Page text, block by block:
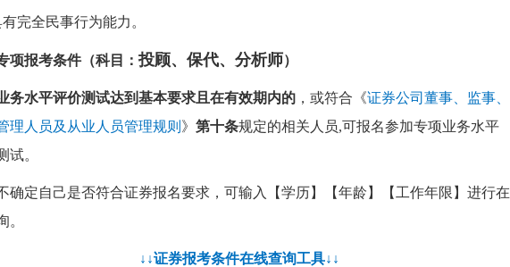
完全民事行为能力。
项报考条件（科目：投顾、保代、分析师）
务水平评价测试达到基本要求且在有效期内的 ，或符合《证券公司董事、监事、
理人员及从业人员管理规则 》 第十条规定的相关人员,可报名参加专项业务水平
试。
确定自己是否符合证券报名要求，可输入【学历】【年龄】【工作年限】进行在
。
↓↓证券报考条件在线查询工具↓↓